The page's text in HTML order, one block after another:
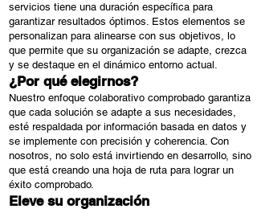
servicios tiene una duración específica para
garantizar resultados óptimos. Estos elementos se
personalizan para alinearse con sus objetivos, lo
que permite que su organización se adapte, crezca
y se destaque en el dinámico entorno actual.
¿Por qué elegirnos?
Nuestro enfoque colaborativo comprobado garantiza
que cada solución se adapte a sus necesidades,
esté respaldada por información basada en datos y
se implemente con precisión y coherencia. Con
nosotros, no solo está invirtiendo en desarrollo, sino
que está creando una hoja de ruta para lograr un
éxito comprobado.
Eleve su organización